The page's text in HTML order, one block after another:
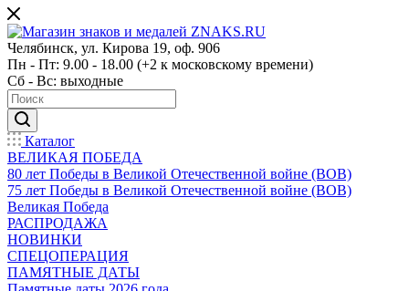
Челябинск, ул. Кирова 19, оф. 906
Пн - Пт: 9.00 - 18.00 (+2 к московскому времени)
Сб - Вс: выходные
Каталог
ВЕЛИКАЯ ПОБЕДА
80 лет Победы в Великой Отечественной войне (ВОВ)
75 лет Победы в Великой Отечественной войне (ВОВ)
Великая Победа
РАСПРОДАЖА
НОВИНКИ
СПЕЦОПЕРАЦИЯ
ПАМЯТНЫЕ ДАТЫ